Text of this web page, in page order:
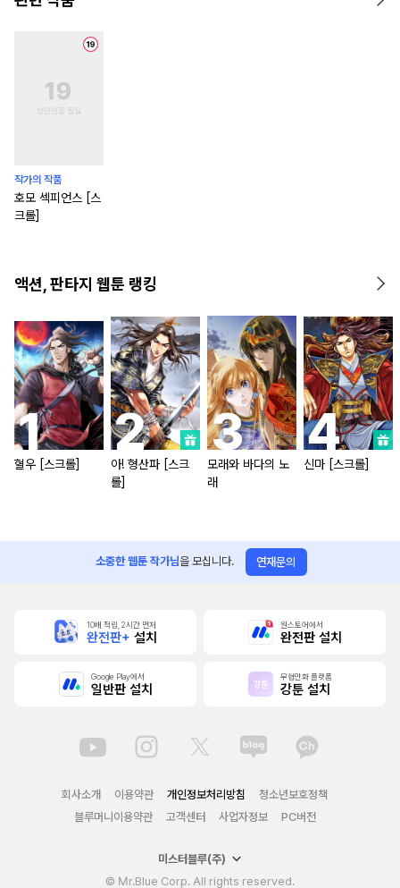
작가의 작품
호모 섹피언스 [스
크롤]
액션, 판타지 웹툰 랭킹
혈우 [스크롤]
아! 형산파 [스크
롤]
모래와 바다의 노
래
신마 [스크롤]
소중한 웹툰 작가님을 모십니다. 연재문의
10배 적립, 2시간 먼저
완전판+ 설치
원스토어에서
완전판 설치
Google Play에서
일반판 설치
무협만화 플랫폼
강툰 설치
회사소개 이용약관 개인정보처리방침
청소년보호정책
블루머니이용약관
고객센터 사업자정보 PC버전
미스터블루(주)
© Mr.Blue Corp. All rights reserved.